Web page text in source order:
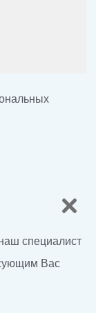
специалист
Вас